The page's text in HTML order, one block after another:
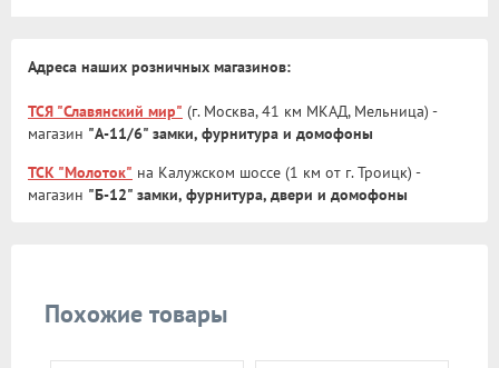
Адреса наших розничных магазинов:
ТСЯ "Славянский мир" (г. Москва, 41 км МКАД, Мельница) -
магазин "А-11/6" замки, фурнитура и домофоны
ТСК "Молоток" на Калужском шоссе (1 км от г. Троицк) -
магазин "Б-12" замки, фурнитура, двери и домофоны
Похожие товары